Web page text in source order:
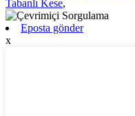
Tabanlı Kese,
Eposta gönder
x